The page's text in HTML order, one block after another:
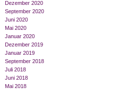
Dezember 2020
September 2020
Juni 2020
Mai 2020
Januar 2020
Dezember 2019
Januar 2019
September 2018
Juli 2018
Juni 2018
Mai 2018